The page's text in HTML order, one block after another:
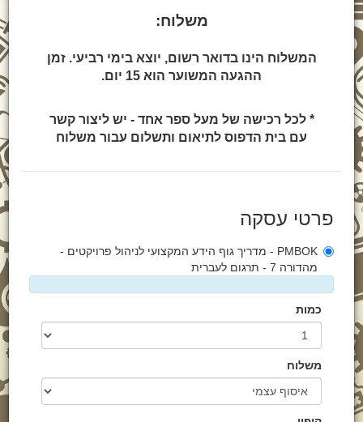
משלוח:
המשלוח הינו בדואר רשום, יוצא בימי רביעי. זמן
ההגעה המשוער הוא 15 יום.
* לכל רכישה של מעל ספר אחד - יש ליצור קשר
עם בית הדפוס לתיאום ותשלום עבור משלוח
פרטי עסקה
PMBOK - מדריך גוף הידע המקצועי לניהול פרויקטים -
מהדורה 7 - תרגום לעברית
כמות
משלוח